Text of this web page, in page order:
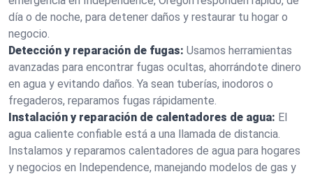
día o de noche, para detener daños y restaurar tu hogar o
negocio.
Detección y reparación de fugas: Usamos herramientas
avanzadas para encontrar fugas ocultas, ahorrándote dinero
en agua y evitando daños. Ya sean tuberías, inodoros o
fregaderos, reparamos fugas rápidamente.
Instalación y reparación de calentadores de agua: El
agua caliente confiable está a una llamada de distancia.
Instalamos y reparamos calentadores de agua para hogares
y negocios en Independence, manejando modelos de gas y